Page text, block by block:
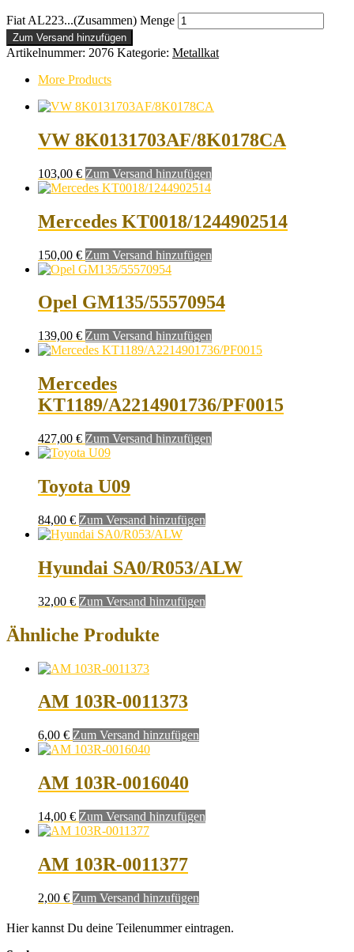
Fiat AL223...(Zusammen) Menge
Zum Versand hinzufügen
Artikelnummer: 2076 Kategorie: Metallkat
More Products
VW 8K0131703AF/8K0178CA
103,00 € Zum Versand hinzufügen
Mercedes KT0018/1244902514
150,00 € Zum Versand hinzufügen
Opel GM135/55570954
139,00 € Zum Versand hinzufügen
Mercedes
KT1189/A2214901736/PF0015
427,00 € Zum Versand hinzufügen
Toyota U09
84,00 € Zum Versand hinzufügen
Hyundai SA0/R053/ALW
32,00 € Zum Versand hinzufügen
Ähnliche Produkte
AM 103R-0011373
6,00 € Zum Versand hinzufügen
AM 103R-0016040
14,00 € Zum Versand hinzufügen
AM 103R-0011377
2,00 € Zum Versand hinzufügen
Hier kannst Du deine Teilenummer eintragen.